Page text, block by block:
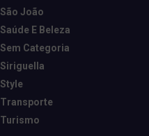
São João
Saúde E Beleza
Sem Categoria
Siriguella
Style
Transporte
Turismo